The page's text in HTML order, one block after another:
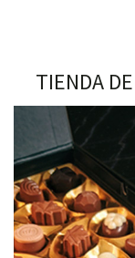
TIENDA